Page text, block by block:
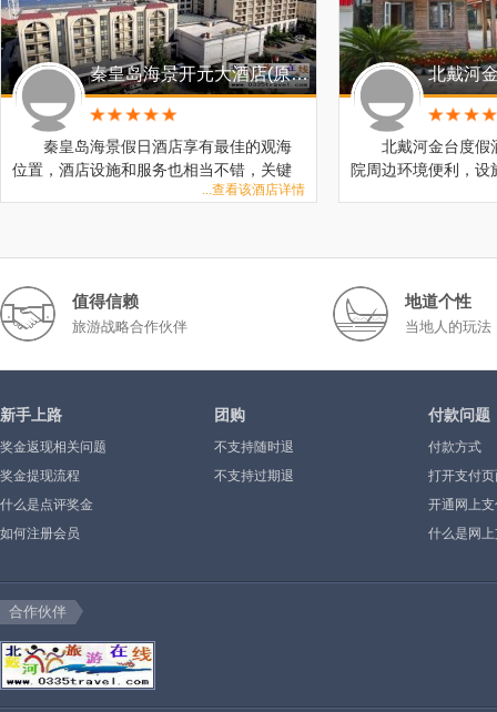
秦皇岛海景开元大酒店(原海景假日酒店Holidayinn)
秦皇岛海景假日酒店享有最佳的观海
位置，酒店设施和服务也相当不错，关键
在房间可以直接看日出，值得推荐...查看该酒店详情
北戴河金台度假
院周边环境便利，
值得信赖
旅游战略合作伙伴
地道个性
当地人的玩法
新手上路
奖金返现相关问题
奖金提现流程
什么是点评奖金
如何注册会员
团购
不支持随时退
不支持过期退
付款问题
付款方式
打开支付
示”或空白
开通网上
什么是网
合作伙伴